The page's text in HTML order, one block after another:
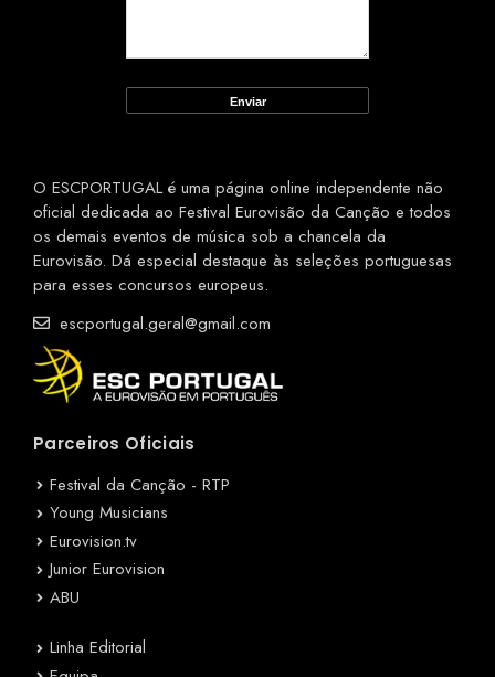
O ESCPORTUGAL é uma página online independente não
oficial dedicada ao Festival Eurovisão da Canção e todos
os demais eventos de música sob a chancela da
Eurovisão. Dá especial destaque às seleções portuguesas
para esses concursos europeus.
escportugal.geral@gmail.com
Parceiros Oficiais
Festival da Canção - RTP
Young Musicians
Eurovision.tv
Junior Eurovision
ABU
Linha Editorial